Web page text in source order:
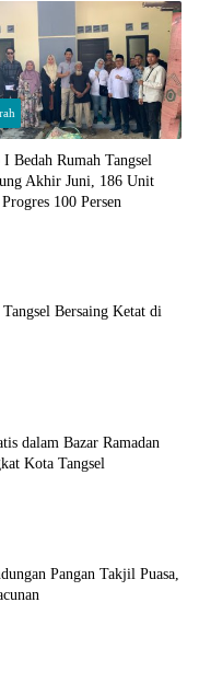
I Bedah Rumah Tangsel
Akhir Juni, 186 Unit
100 Persen
Bersaing Ketat di
dalam Bazar Ramadan
Kota Tangsel
Pangan Takjil Puasa,